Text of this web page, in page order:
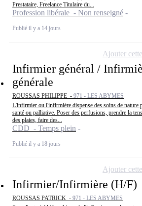
Prestataire, Freelance Titulaire du...
Profession libérale - Non renseigné
Publié il y a 14 jours
Infirmier général /
générale
ROUSSAS PHILIPPE - 971 - LES ABYMES
L'infirmier ou l'infirmière dispense des soins de nature
santé ou palliative. Poser des perfusions, prendre la
des plaies, faire des...
CDD - Temps plein
Publié il y a 18 jours
Ajouter
Infirmier/Infirmière (H/F)
ROUSSAS PATRICK - 971 - LES ABYMES
Ajouter